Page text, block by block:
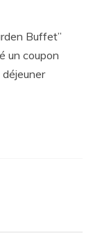
Buffet”
un coupon